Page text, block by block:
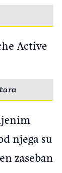
Active
njega su
zaseban